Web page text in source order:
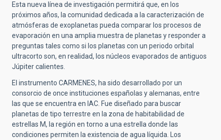
Esta nueva línea de investigación permitirá que, en los
próximos años, la comunidad dedicada a la caracterización de
atmósferas de exoplanetas pueda comparar los procesos de
evaporación en una amplia muestra de planetas y responder a
preguntas tales como si los planetas con un periodo orbital
ultracorto son, en realidad, los núcleos evaporados de antiguos
Júpiter calientes.
El instrumento CARMENES, ha sido desarrollado por un
consorcio de once instituciones españolas y alemanas, entre
las que se encuentra en IAC. Fue diseñado para buscar
planetas de tipo terrestre en la zona de habitabilidad de
estrellas M, la región en torno a una estrella donde las
condiciones permiten la existencia de agua líquida. Los